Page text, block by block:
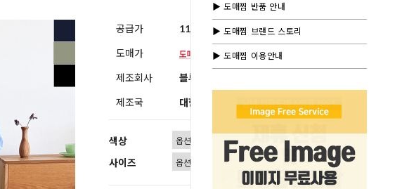
▶ 도매찜 반품 안내
▶ 도매찜 브랜드 스토리
▶ 도매찜 이용안내
공급가 11,600원 (부가세별도)
도매가
제조회사 블루모드제휴사
제조국 대한민국
색상
사이즈